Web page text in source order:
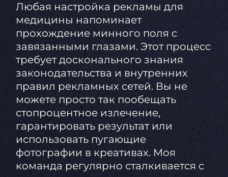
Любая настройка рекламы для
медицины напоминает
прохождение минного поля с
завязанными глазами. Этот процесс
требует досконального знания
законодательства и внутренних
правил рекламных сетей. Вы не
можете просто так пообещать
стопроцентное излечение,
гарантировать результат или
использовать пугающие
фотографии в креативах. Моя
команда регулярно сталкивается с